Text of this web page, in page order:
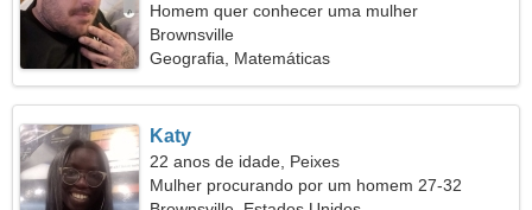
Homem quer conhecer uma mulher
Brownsville
Geografia, Matemáticas
Katy
22 anos de idade, Peixes
Mulher procurando por um homem 27-32